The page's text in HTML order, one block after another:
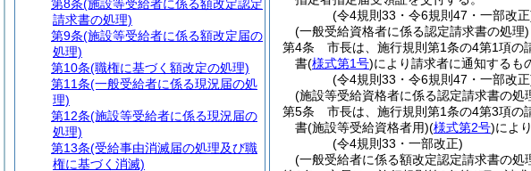
(令4規則33・令6規則47・一部改
(一般受給資格者に係る認定請求書の処理)
第4条
市長は、施行規則第1条の4第1項の
書(様式第1号)により請求者に通知するも
(令4規則33・令6規則47・一部改
(施設等受給資格者に係る認定請求書の処
第5条
市長は、施行規則第1条の4第3項の
書(施設等受給資格者用)(様式第2号)によ
(令4規則33・一部改正)
(一般受給者に係る額改定認定請求書の処
第8条(施設等受給者に係る額改定認定
請求書の処理)
第9条(施設等受給者に係る額改定届の
処理)
第10条(職権に基づく額改定の処理)
第11条(一般受給者に係る現況届の処
理)
第12条(施設等受給者に係る現況届の
処理)
第13条(受給事由消滅届の処理及び職
権に基づく消滅)